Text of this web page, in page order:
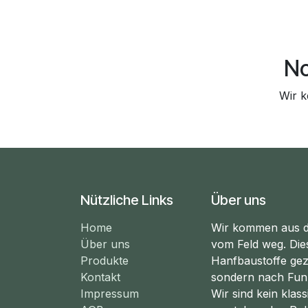
Wir
Nützliche Links
Home
Über uns
Produkte
Kontakt
Impressum
Über uns
Wir kommen aus
vom Feld weg.
Hanfbaustoffe
sondern nach
Wir sind kein